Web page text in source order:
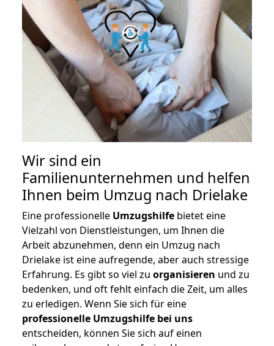
Wir sind ein
Familienunternehmen und helfen
Ihnen beim Umzug nach Drielake
Eine professionelle Umzugshilfe bietet eine
Vielzahl von Dienstleistungen, um Ihnen die
Arbeit abzunehmen, denn ein Umzug nach
Drielake ist eine aufregende, aber auch stressige
Erfahrung. Es gibt so viel zu organisieren und zu
bedenken, und oft fehlt einfach die Zeit, um alles
zu erledigen. Wenn Sie sich für eine
professionelle Umzugshilfe bei uns
entscheiden, können Sie sich auf einen